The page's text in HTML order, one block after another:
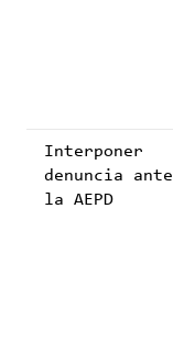
Interponer
denuncia ante
la AEPD